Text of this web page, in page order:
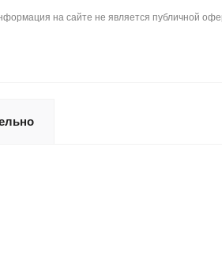
на сайте не является публичной